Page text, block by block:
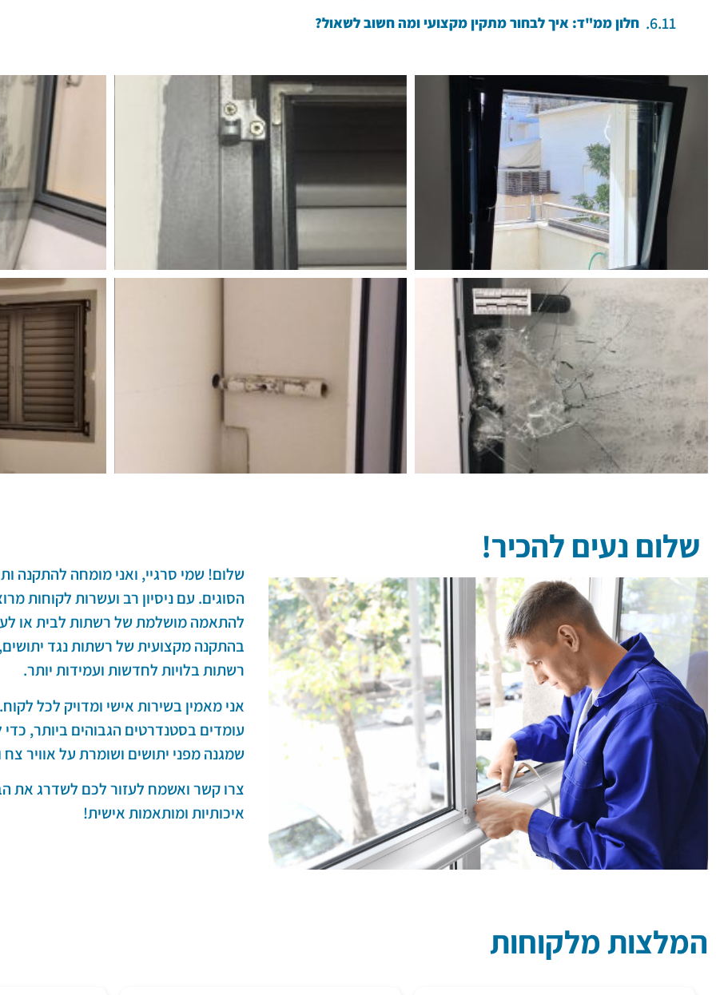
חלון ממ"ד: איך לבחור מתקין מקצועי ומה חשוב לשאול?
שלום נעים להכיר!
שלום! שמי סרגיי, ואני מומחה להתקנה
הסוגים. עם ניסיון רב ועשרות לקוחות
להתאמה מושלמת של רשתות לבית או
בהתקנה מקצועית של רשתות נגד
רשתות בלויות לחדשות ועמידות יותר.
אני מאמין בשירות אישי ומדויק לכל
עומדים בסטנדרטים הגבוהים ביותר,
שמגנה מפני יתושים ושומרת על אוויר צח
צרו קשר ואשמח לעזור לכם לשדרג את
איכותיות ומותאמות אישית!
המלצות מלקוחות